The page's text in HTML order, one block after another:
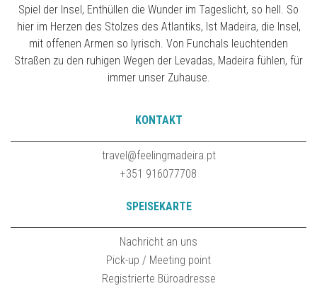
Spiel der Insel, Enthüllen die Wunder im Tageslicht, so hell. So
hier im Herzen des Stolzes des Atlantiks, Ist Madeira, die Insel,
mit offenen Armen so lyrisch. Von Funchals leuchtenden
Straßen zu den ruhigen Wegen der Levadas, Madeira fühlen, für
immer unser Zuhause.
KONTAKT
travel@feelingmadeira.pt
+351 916077708
SPEISEKARTE
Nachricht an uns
Pick-up / Meeting point
Registrierte Büroadresse